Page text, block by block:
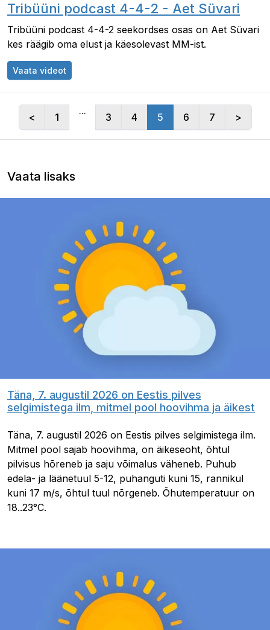
Tribüüni podcast 4-4-2 - Aet Süvari
Tribüüni podcast 4-4-2 seekordses osas on Aet Süvari
kes räägib oma elust ja käesolevast MM-ist.
Vaata videot
< 1
...
3 4 5 6 7 >
Vaata lisaks
Täna, 7. augustil 2026 on Eestis pilves
selgimistega ilm, mitmel pool hoovihma ja äikest
Täna, 7. augustil 2026 on Eestis pilves selgimistega ilm.
Mitmel pool sajab hoovihma, on äikeseoht, õhtul
pilvisus hõreneb ja saju võimalus väheneb. Puhub
edela- ja läänetuul 5-12, puhanguti kuni 15, rannikul
kuni 17 m/s, õhtul tuul nõrgeneb. Õhutemperatuur on
18..23°C.